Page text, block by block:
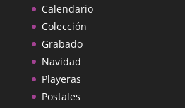
Calendario
Colección
Grabado
Navidad
Playeras
Postales